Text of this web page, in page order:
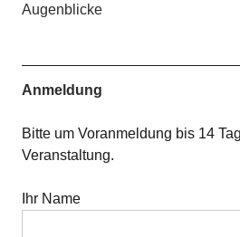
Augenblicke
Anmeldung
Bitte um Voranmeldung bis 14
Veranstaltung.
Ihr Name